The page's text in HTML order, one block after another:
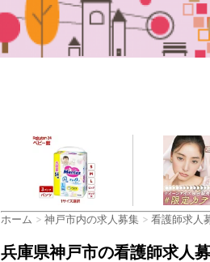
ホーム > 神戸市内の求人募集 > 看護師求人
兵庫県神戸市の看護師求人